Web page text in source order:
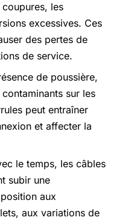
les
excessives. Ces
des pertes de
de service.
de poussière,
contaminants sur les
peut entraîner
et affecter la
le temps, les câbles
subir une
aux
aux variations de